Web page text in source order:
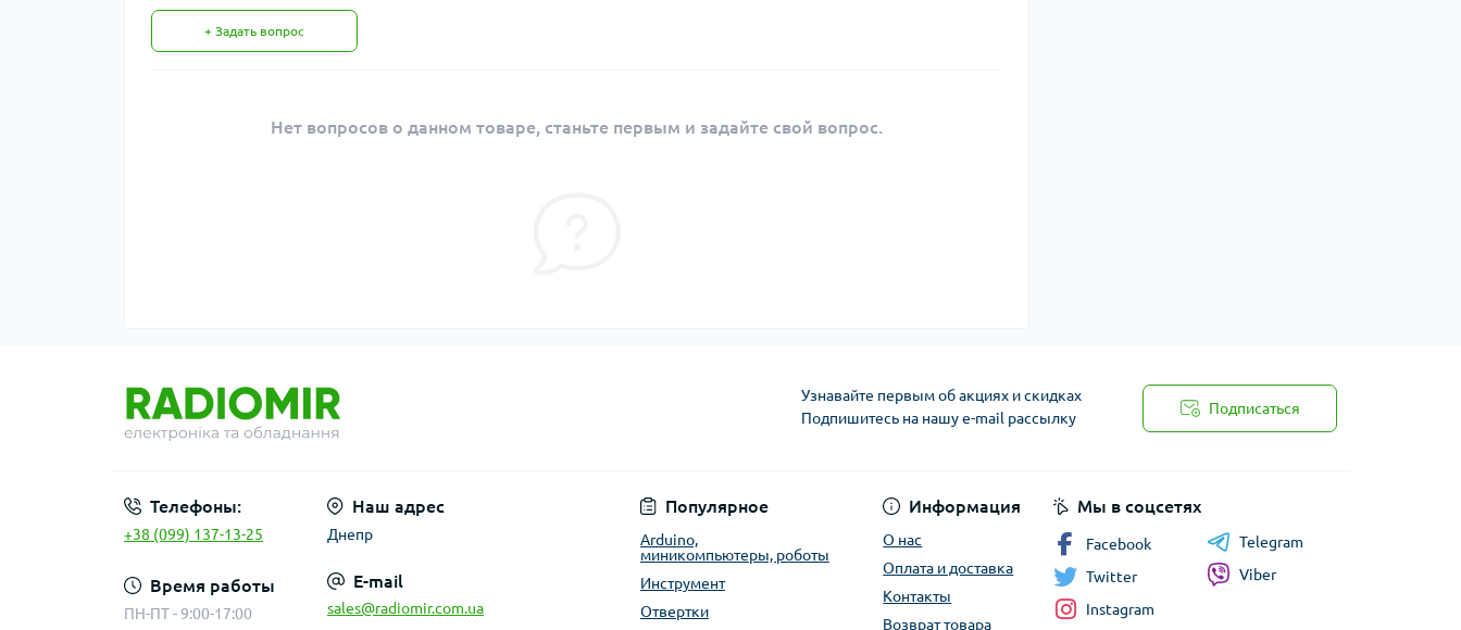
+ Задать вопрос
Нет вопросов о данном товаре, станьте первым и задайте свой вопрос.
Узнавайте первым об акциях и скидках
Подпишитесь на нашу e-mail рассылку
Подписаться
Телефоны:
+38 (099) 137-13-25
Время работы
ПН-ПТ - 9:00-17:00
Наш адрес
Днепр
E-mail
sales@radiomir.com.ua
Популярное
Arduino,
миникомпьютеры, роботы
Инструмент
Отвертки
Информация
О нас
Оплата и доставка
Контакты
Возврат товара
Мы в соцсетях
Facebook
Twitter
Instagram
Telegram
Viber